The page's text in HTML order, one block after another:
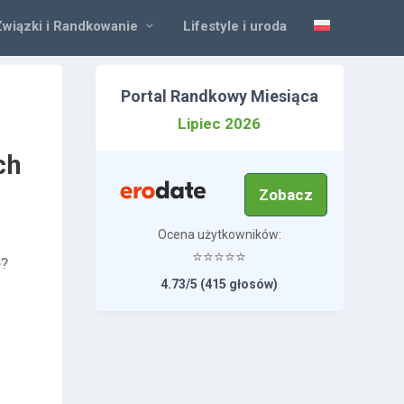
i Randkowanie Lifestyle i uroda
Portal Randkowy Miesiąca
Lipiec 2026
Zobacz
Ocena użytkowników:
⭐⭐⭐⭐⭐
4.73/5 (415 głosów)